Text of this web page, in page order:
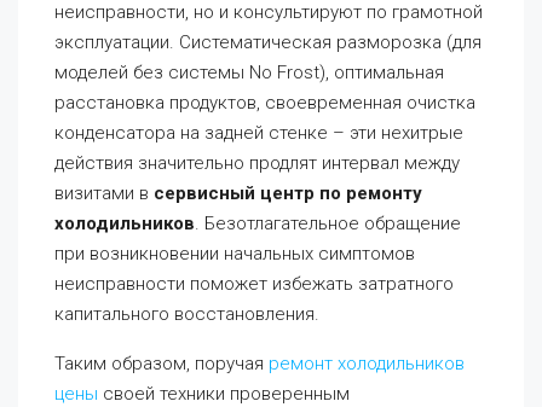
неисправности, но и консультируют по грамотной
эксплуатации. Систематическая разморозка (для
моделей без системы No Frost), оптимальная
расстановка продуктов, своевременная очистка
конденсатора на задней стенке – эти нехитрые
действия значительно продлят интервал между
визитами в сервисный центр по ремонту
холодильников. Безотлагательное обращение
при возникновении начальных симптомов
неисправности поможет избежать затратного
капитального восстановления.
Таким образом, поручая ремонт холодильников
цены своей техники проверенным